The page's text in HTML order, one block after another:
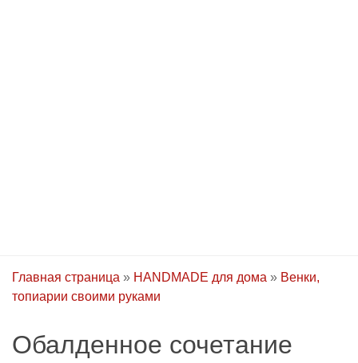
Главная страница » HANDMADE для дома » Венки,
топиарии своими руками
Обалденное сочетание